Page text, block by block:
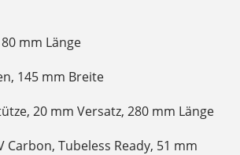
mm Länge
145 mm Breite
20 mm Versatz, 280 mm Länge
Carbon, Tubeless Ready, 51 mm